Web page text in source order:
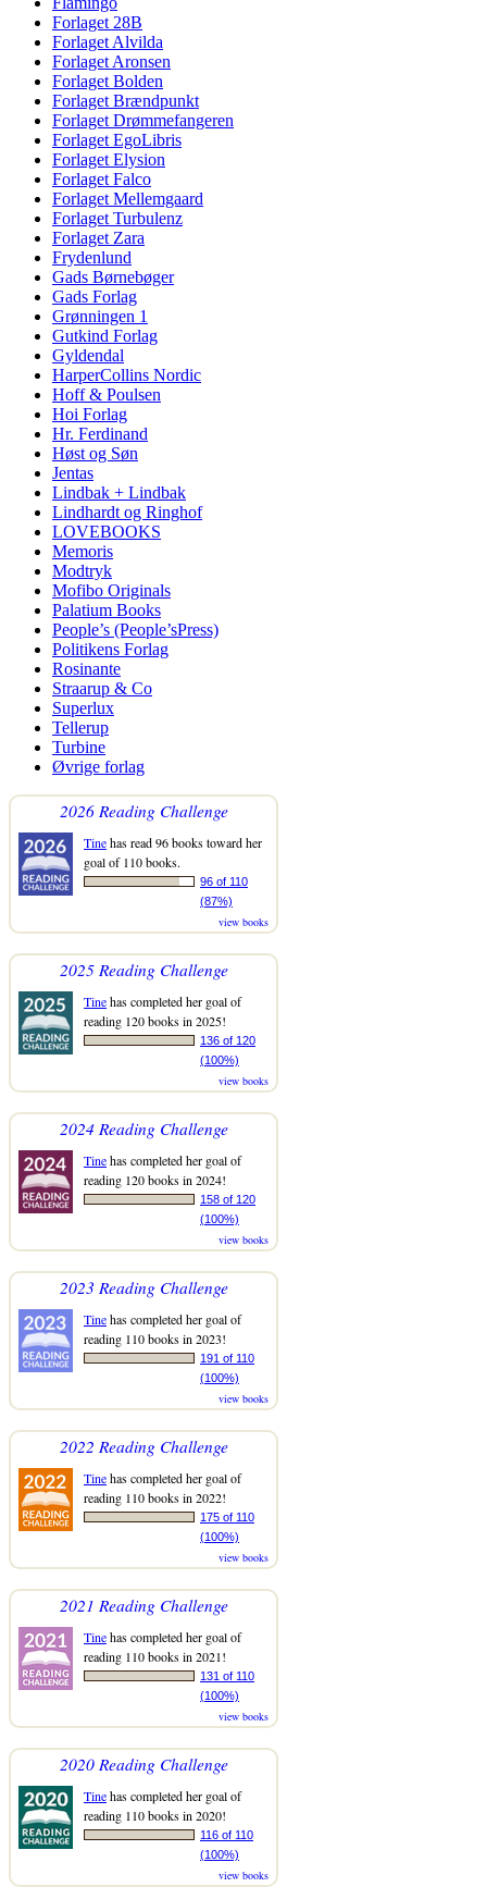
Forlaget 28B
Forlaget Alvilda
Forlaget Aronsen
Forlaget Bolden
Forlaget Brændpunkt
Forlaget Drømmefangeren
Forlaget EgoLibris
Forlaget Elysion
Forlaget Falco
Forlaget Mellemgaard
Forlaget Turbulenz
Forlaget Zara
Frydenlund
Gads Børnebøger
Gads Forlag
Grønningen 1
Gutkind Forlag
Gyldendal
HarperCollins Nordic
Hoff & Poulsen
Hoi Forlag
Hr. Ferdinand
Høst og Søn
Jentas
Lindbak + Lindbak
Lindhardt og Ringhof
LOVEBOOKS
Memoris
Modtryk
Mofibo Originals
Palatium Books
People’s (People’sPress)
Politikens Forlag
Rosinante
Straarup & Co
Superlux
Tellerup
Turbine
Øvrige forlag
2026 Reading Challenge
Tinehas read 96 books toward her
goal of 110 books.
96 of 110
(87%)
view books
2025 Reading Challenge
Tinehas completed her goal of
reading 120 books in 2025!
136 of 120
(100%)
view books
2024 Reading Challenge
Tinehas completed her goal of
reading 120 books in 2024!
158 of 120
(100%)
view books
2023 Reading Challenge
Tinehas completed her goal of
reading 110 books in 2023!
191 of 110
(100%)
view books
2022 Reading Challenge
Tinehas completed her goal of
reading 110 books in 2022!
175 of 110
(100%)
view books
2021 Reading Challenge
Tinehas completed her goal of
reading 110 books in 2021!
131 of 110
(100%)
view books
2020 Reading Challenge
Tinehas completed her goal of
reading 110 books in 2020!
116 of 110
(100%)
view books